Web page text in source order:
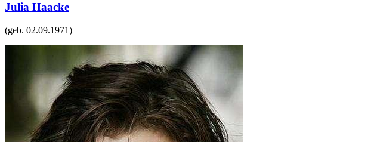
Julia Haacke
(geb. 02.09.1971)